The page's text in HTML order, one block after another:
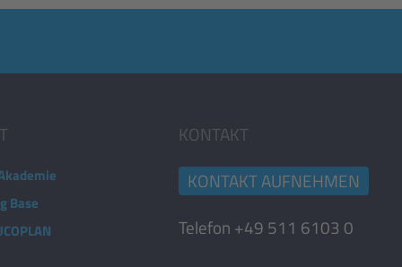
Base
KONTAKT
KONTAKT AUFNEHMEN
Telefon +49 511 6103 0